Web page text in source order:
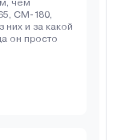
чем
CM-180,
и за какой
он просто